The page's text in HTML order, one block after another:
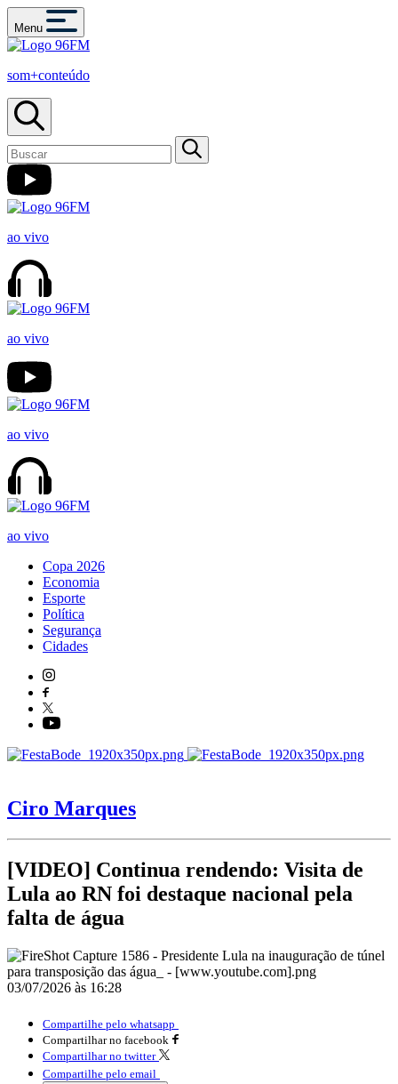
Menu
som+conteúdo
ao vivo
ao vivo
ao vivo
ao vivo
Copa 2026
Economia
Esporte
Política
Segurança
Cidades
Ciro Marques
[VIDEO] Continua rendendo: Visita de
Lula ao RN foi destaque nacional pela
falta de água
03/07/2026 às 16:28
Compartilhe pelo whatsapp
Compartilhar no facebook
Compartilhar no twitter
Compartilhe pelo email